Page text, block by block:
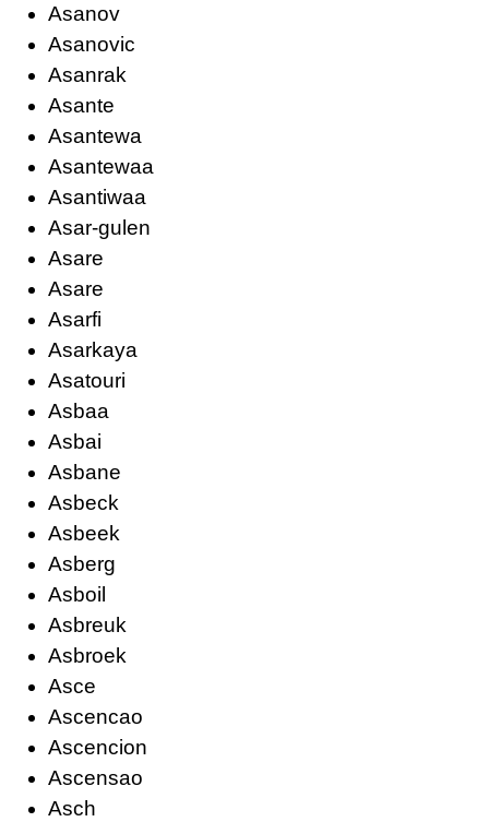
Asanov
Asanovic
Asanrak
Asante
Asantewa
Asantewaa
Asantiwaa
Asar-gulen
Asare
Asare
Asarfi
Asarkaya
Asatouri
Asbaa
Asbai
Asbane
Asbeck
Asbeek
Asberg
Asboil
Asbreuk
Asbroek
Asce
Ascencao
Ascencion
Ascensao
Asch